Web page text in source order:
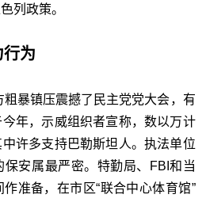
列政策。
为
暴镇压震撼了民主党党大会，有
年，示威组织者宣称，数以万计
许多支持巴勒斯坦人。执法单位
安属最严密。特勤局、FBI和当
准备，在市区“联合中心体育馆”